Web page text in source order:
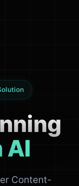
AI
Content-